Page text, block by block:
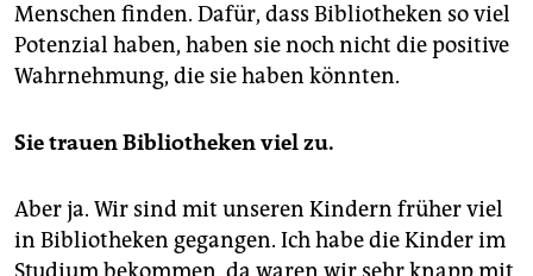
Menschen finden. Dafür, dass Bibliotheken so viel
Potenzial haben, haben sie noch nicht die positive
Wahrnehmung, die sie haben könnten.
Sie trauen Bibliotheken viel zu.
Aber ja. Wir sind mit unseren Kindern früher viel
in Bibliotheken gegangen. Ich habe die Kinder im